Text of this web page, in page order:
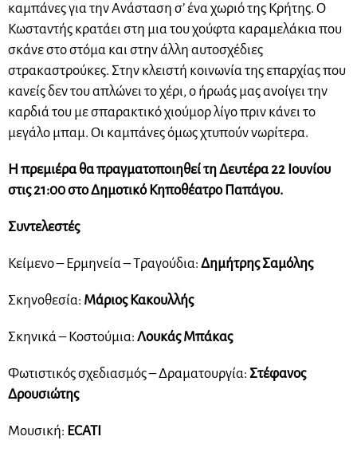
καμπάνες για την Ανάσταση σ’ ένα χωριό της Κρήτης. Ο
Κωσταντής κρατάει στη μια του χούφτα καραμελάκια που
σκάνε στο στόμα και στην άλλη αυτοσχέδιες
στρακαστρούκες. Στην κλειστή κοινωνία της επαρχίας που
κανείς δεν του απλώνει το χέρι, ο ήρωάς μας ανοίγει την
καρδιά του με σπαρακτικό χιούμορ λίγο πριν κάνει το
μεγάλο μπαμ. Οι καμπάνες όμως χτυπούν νωρίτερα.
Η πρεμιέρα θα πραγματοποιηθεί τη Δευτέρα 22 Ιουνίου
στις 21:00 στο Δημοτικό Κηποθέατρο Παπάγου.
Συντελεστές
Κείμενο – Ερμηνεία – Τραγούδια: Δημήτρης Σαμόλης
Σκηνοθεσία: Μάριος Κακουλλής
Σκηνικά – Κοστούμια: Λουκάς Μπάκας
Φωτιστικός σχεδιασμός – Δραματουργία: Στέφανος
Δρουσιώτης
Μουσική: ECATI